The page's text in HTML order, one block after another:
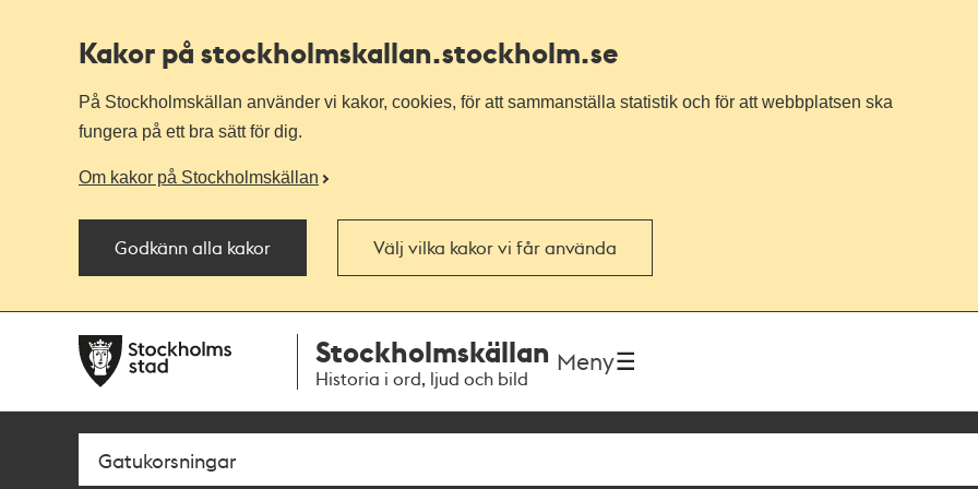
Kakor på stockholmskallan.stockholm.se
På Stockholmskällan använder vi kakor, cookies, för att sammanställa statistik och för att webbplatsen ska
fungera på ett bra sätt för dig.
Om kakor på Stockholmskällan
Godkänn alla kakor Välj vilka kakor vi får använda
navigationen
huvudinnehållet
Stockholmskällan
Historia i ord, ljud och bild
Meny
Sök